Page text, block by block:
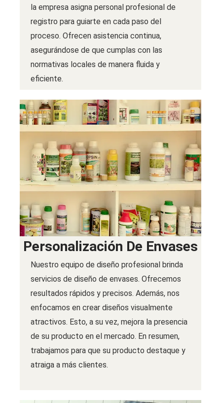
la empresa asigna personal profesional de
registro para guiarte en cada paso del
proceso. Ofrecen asistencia continua,
asegurándose de que cumplas con las
normativas locales de manera fluida y
eficiente.
Personalización De Envases
Nuestro equipo de diseño profesional brinda
servicios de diseño de envases. Ofrecemos
resultados rápidos y precisos. Además, nos
enfocamos en crear diseños visualmente
atractivos. Esto, a su vez, mejora la presencia
de su producto en el mercado. En resumen,
trabajamos para que su producto destaque y
atraiga a más clientes.